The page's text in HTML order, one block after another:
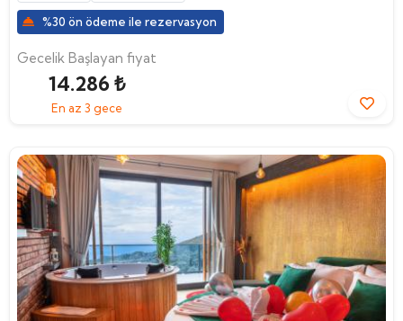
%30 ön ödeme ile rezervasyon
Gecelik Başlayan fiyat
14.286 ₺
En az 3 gece